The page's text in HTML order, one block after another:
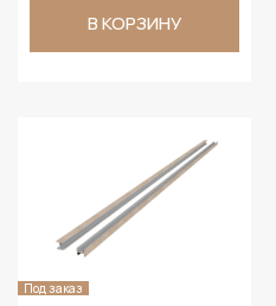
В КОРЗИНУ
Под заказ